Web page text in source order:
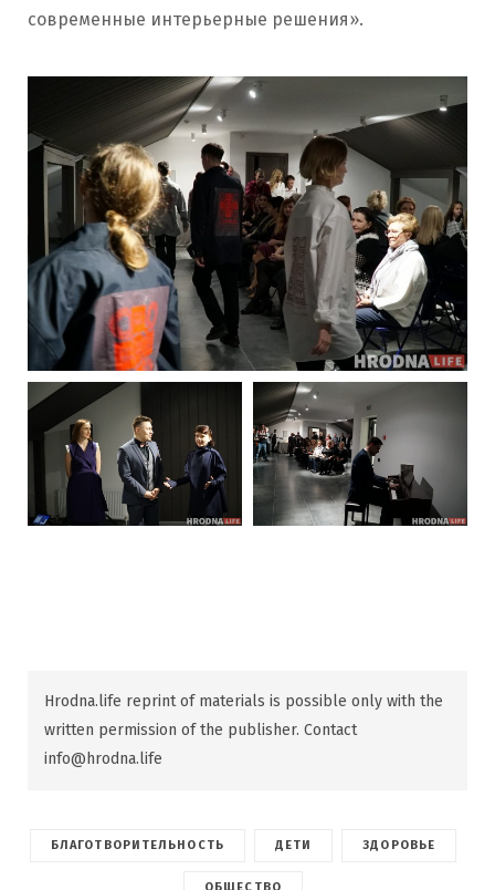
современные интерьерные решения».
Hrodna.life reprint of materials is possible only with the
written permission of the publisher. Contact
info@hrodna.life
БЛАГОТВОРИТЕЛЬНОСТЬ ДЕТИ ЗДОРОВЬЕ
ОБЩЕСТВО